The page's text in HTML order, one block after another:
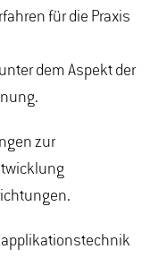
für die Praxis
dem Aspekt der
zur